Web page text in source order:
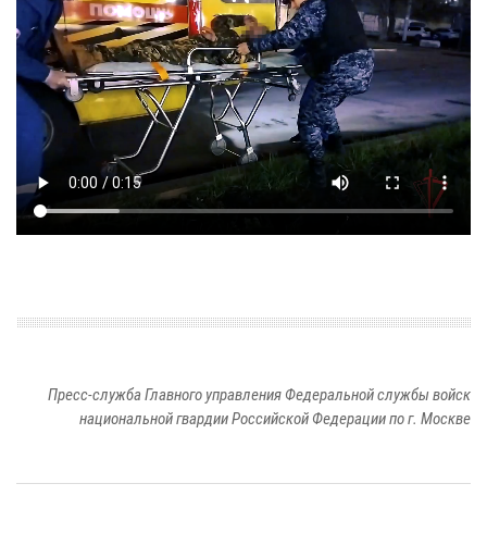
Пресс-служба Главного управления Федеральной службы войск
национальной гвардии Российской Федерации по г. Москве